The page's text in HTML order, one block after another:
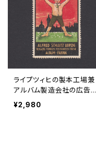
ライプツィヒの製本工場兼
アルバム製造会社の広告ポ
スタースタンプ 1910年頃
¥2,980